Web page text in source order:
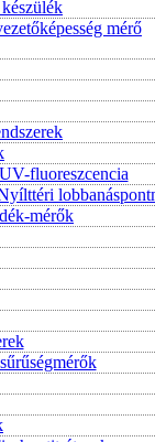
mérő
fluoreszcencia
mérők